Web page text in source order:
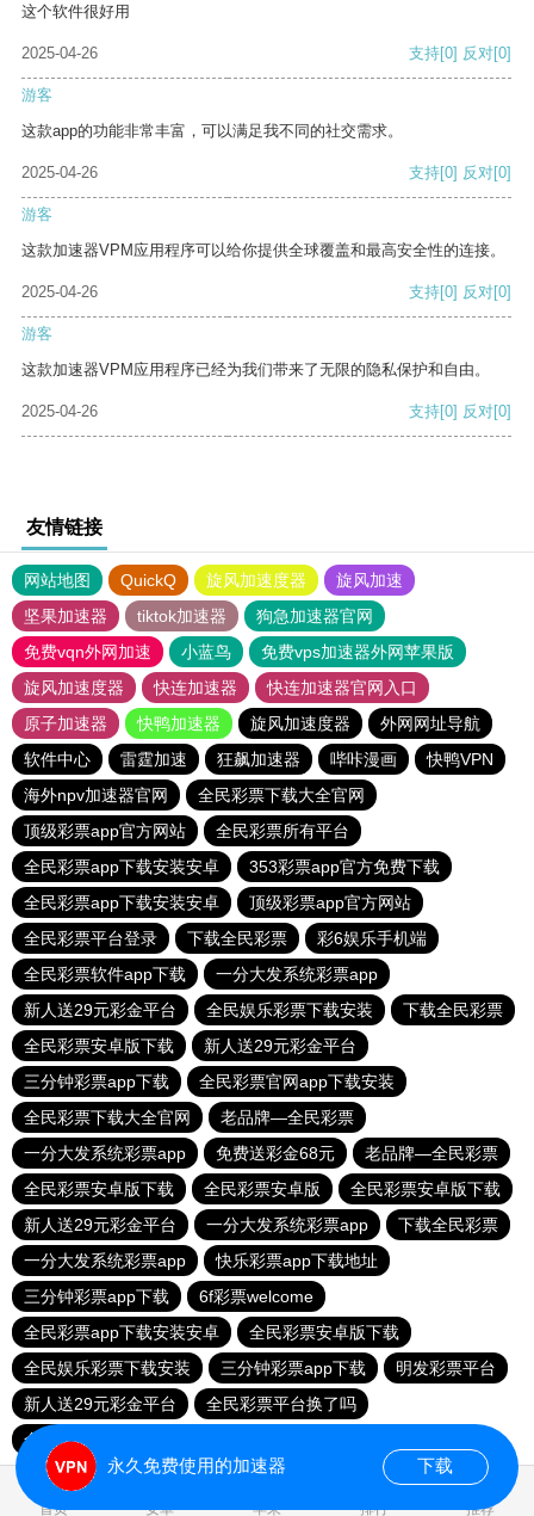
这个软件很好用
2025-04-26 支持[0] 反对[0]
游客
这款app的功能非常丰富，可以满足我不同的社交需求。
2025-04-26 支持[0] 反对[0]
游客
这款加速器VPM应用程序可以给你提供全球覆盖和最高安全性的连接。
2025-04-26 支持[0] 反对[0]
游客
这款加速器VPM应用程序已经为我们带来了无限的隐私保护和自由。
2025-04-26 支持[0] 反对[0]
友情链接
网站地图 QuickQ 旋风加速度器
旋风加速
坚果加速器
tiktok加速器
狗急加速器官网
免费vqn外网加速
小蓝鸟
免费vps加速器外网苹果版
旋风加速度器
快连加速器
快连加速器官网入口
原子加速器
快鸭加速器 旋风加速度器
外网网址导航
软件中心
雷霆加速 狂飙加速器 哔咔漫画
快鸭VPN
海外npv加速器官网
全民彩票下载大全官网
顶级彩票app官方网站
全民彩票所有平台
全民彩票app下载安装安卓
353彩票app官方免费下载
全民彩票app下载安装安卓
顶级彩票app官方网站
全民彩票平台登录
下载全民彩票
彩6娱乐手机端
全民彩票软件app下载
一分大发系统彩票app
新人送29元彩金平台
全民娱乐彩票下载安装
下载全民彩票
全民彩票安卓版下载
新人送29元彩金平台
三分钟彩票app下载
全民彩票官网app下载安装
全民彩票下载大全官网
老品牌—全民彩票
一分大发系统彩票app
免费送彩金68元
老品牌—全民彩票
全民彩票安卓版下载
全民彩票安卓版
全民彩票安卓版下载
新人送29元彩金平台
一分大发系统彩票app
下载全民彩票
一分大发系统彩票app
快乐彩票app下载地址
三分钟彩票app下载
6f彩票welcome
全民彩票app下载安装安卓
全民彩票安卓版下载
全民娱乐彩票下载安装
三分钟彩票app下载
明发彩票平台
新人送29元彩金平台
全民彩票平台换了吗
全民彩票官网app下载安装
首页 安卓 苹果 排行 推荐
永久免费使用的加速器 下载
0.023586s